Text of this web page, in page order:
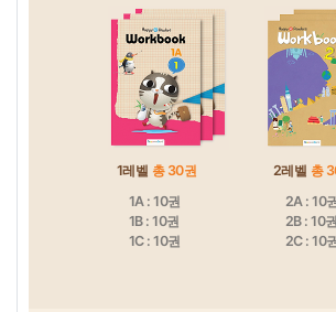
1레벨 총 30권
1A : 10권
1B : 10권
1C : 10권
2레벨 총
2A : 10
2B : 10권
2C : 10